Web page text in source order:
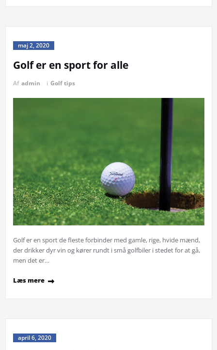
maj 2, 2020
Golf er en sport for alle
Af admin i Golf tips
Golf er en sport de fleste forbinder med gamle, rige, hvide mænd,
der drikker dyr vin og kører rundt i små golfbiler i stedet for at gå,
men det er…
Læs mere
april 6, 2020